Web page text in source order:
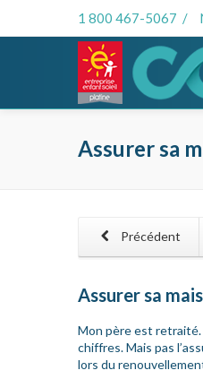
1 800 467-5067 /
Assurer sa
Précédent
Assurer sa
Mon père est
chiffres. Mais pas
lors du